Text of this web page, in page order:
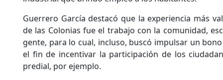
Guerrero García destacó que la experiencia más
de las Colonias fue el trabajo con la comunidad,
gente, para lo cual, incluso, buscó impulsar un
el fin de incentivar la participación de los
predial, por ejemplo.